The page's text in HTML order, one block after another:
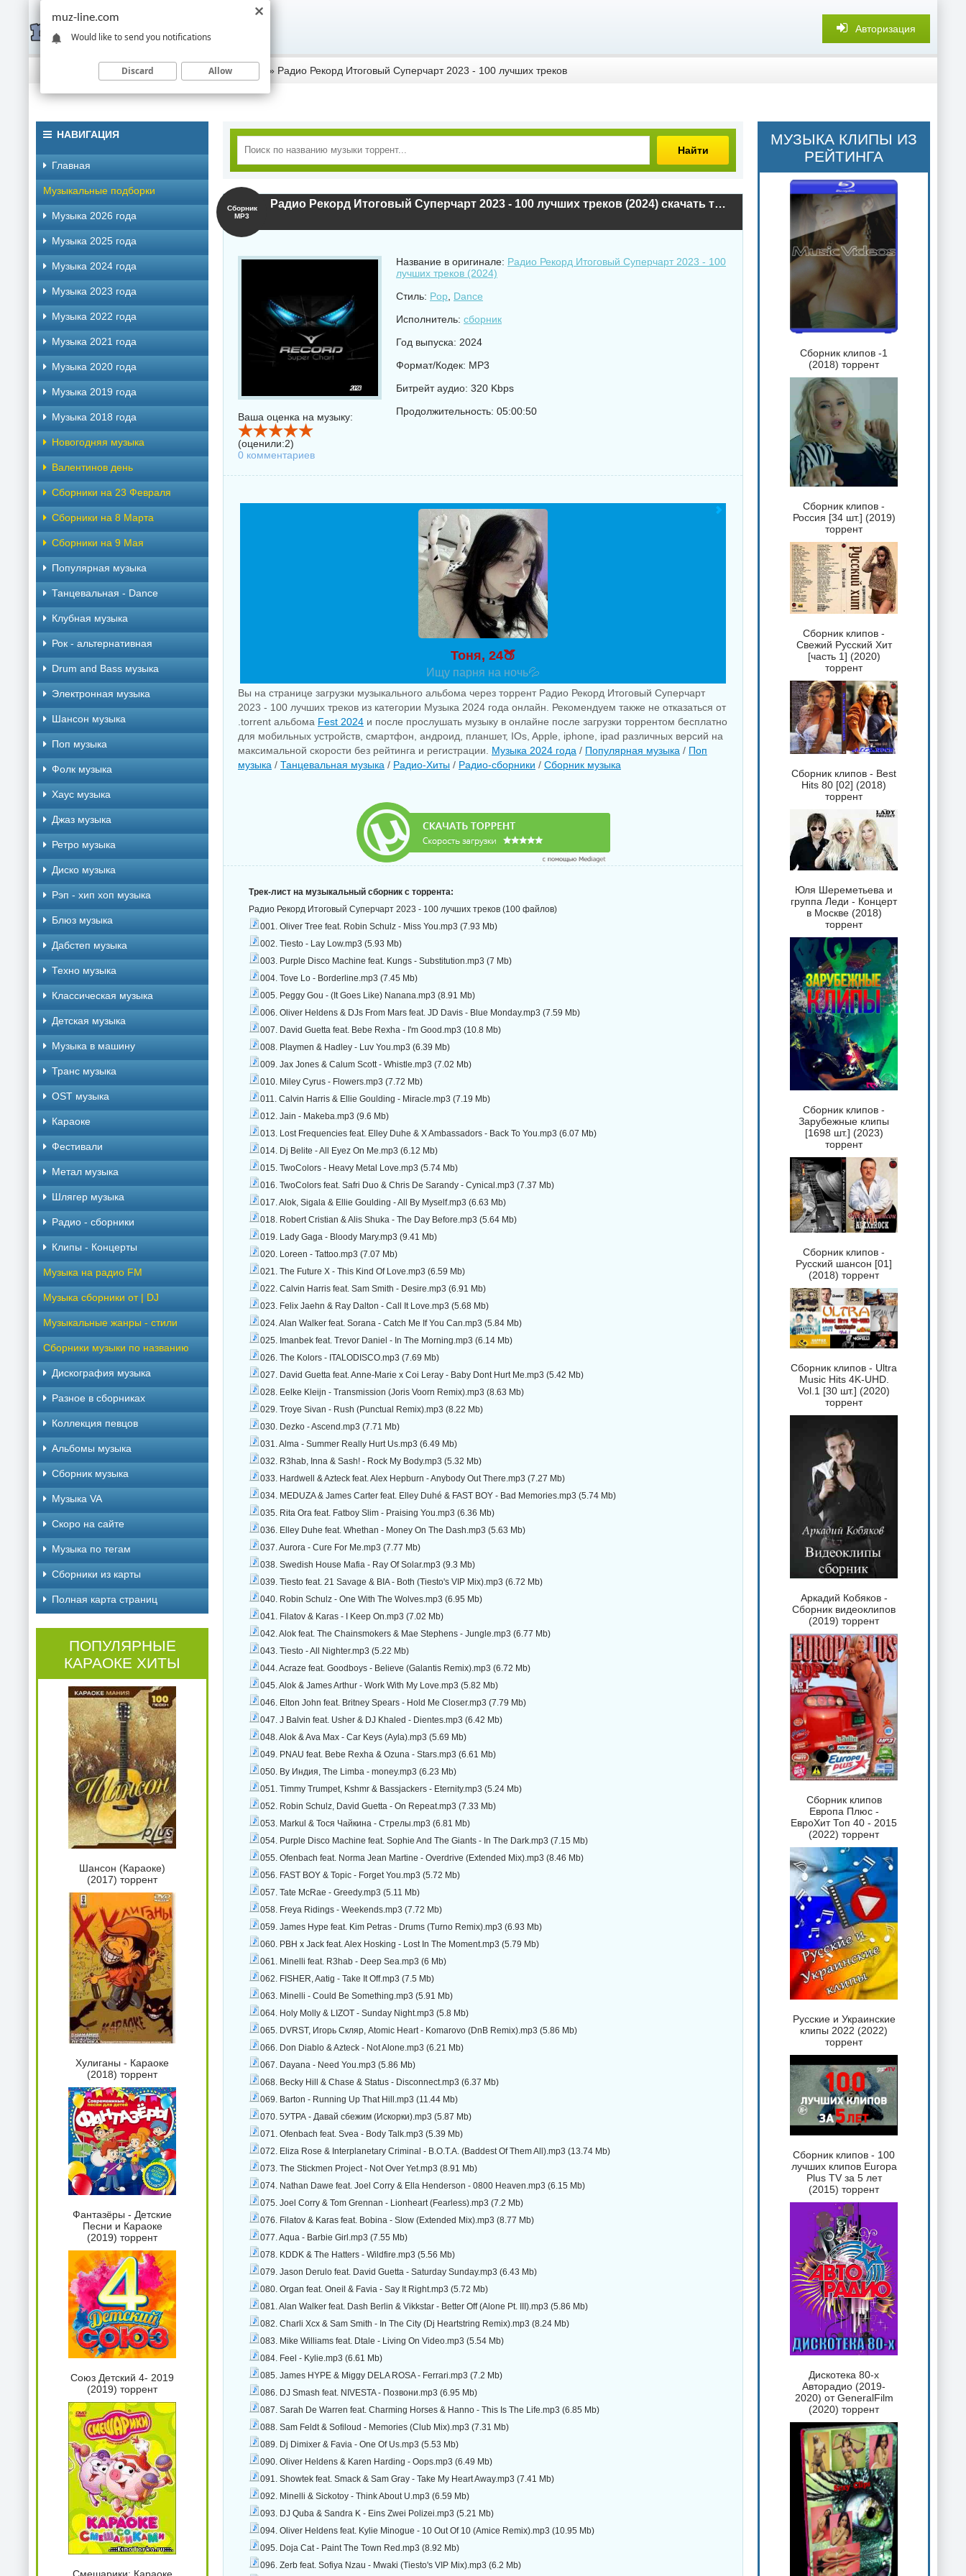
Авторизация
Скачать музыку торрентом Музыка 2024 года » Радио Рекорд Итоговый Суперчарт 2023 - 100 лучших треков
Найти
Радио Рекорд Итоговый Суперчарт 2023 - 100 лучших треков (2024) скачать торрент
Сборник
MP3
Ваша оценка на музыку:
(оценили:2)
0 комментариев
Название в оригинале: Радио Рекорд Итоговый Суперчарт 2023 - 100
лучших треков (2024)
Стиль: Pop Dance
Исполнитель: сборник
Год выпуска: 2024
Формат/Кодек: MP3
Битрейт аудио: 320 Kbps
Продолжительность: 05:00:50
Тоня, 24🍑
Ищу парня на ночь💦
Вы на странице загрузки музыкального альбома через торрент Радио Рекорд Итоговый Суперчарт
2023 - 100 лучших треков из категории Музыка 2024 года онлайн. Рекомендуем также не отказаться от
.torrent альбома Fest 2024 и после прослушать музыку в онлайне после загрузки торрентом бесплатно
для мобильных устройств, смартфон, андроид, планшет, IOs, Apple, iphone, ipad различных версий на
максимальной скорости без рейтинга и регистрации. Музыка 2024 года / Популярная музыка / Поп
музыка / Танцевальная музыка / Радио-Хиты / Радио-сборники / Сборник музыка
Трек-лист на музыкальный сборник с торрента:
Радио Рекорд Итоговый Суперчарт 2023 - 100 лучших треков (100 файлов)
001. Oliver Tree feat. Robin Schulz - Miss You.mp3 (7.93 Mb)
002. Tiesto - Lay Low.mp3 (5.93 Mb)
003. Purple Disco Machine feat. Kungs - Substitution.mp3 (7 Mb)
004. Tove Lo - Borderline.mp3 (7.45 Mb)
005. Peggy Gou - (It Goes Like) Nanana.mp3 (8.91 Mb)
006. Oliver Heldens & DJs From Mars feat. JD Davis - Blue Monday.mp3 (7.59 Mb)
007. David Guetta feat. Bebe Rexha - I'm Good.mp3 (10.8 Mb)
008. Playmen & Hadley - Luv You.mp3 (6.39 Mb)
009. Jax Jones & Calum Scott - Whistle.mp3 (7.02 Mb)
010. Miley Cyrus - Flowers.mp3 (7.72 Mb)
011. Calvin Harris & Ellie Goulding - Miracle.mp3 (7.19 Mb)
012. Jain - Makeba.mp3 (9.6 Mb)
013. Lost Frequencies feat. Elley Duhe & X Ambassadors - Back To You.mp3 (6.07 Mb)
014. Dj Belite - All Eyez On Me.mp3 (6.12 Mb)
015. TwoColors - Heavy Metal Love.mp3 (5.74 Mb)
016. TwoColors feat. Safri Duo & Chris De Sarandy - Cynical.mp3 (7.37 Mb)
017. Alok, Sigala & Ellie Goulding - All By Myself.mp3 (6.63 Mb)
018. Robert Cristian & Alis Shuka - The Day Before.mp3 (5.64 Mb)
019. Lady Gaga - Bloody Mary.mp3 (9.41 Mb)
020. Loreen - Tattoo.mp3 (7.07 Mb)
021. The Future X - This Kind Of Love.mp3 (6.59 Mb)
022. Calvin Harris feat. Sam Smith - Desire.mp3 (6.91 Mb)
023. Felix Jaehn & Ray Dalton - Call It Love.mp3 (5.68 Mb)
024. Alan Walker feat. Sorana - Catch Me If You Can.mp3 (5.84 Mb)
025. Imanbek feat. Trevor Daniel - In The Morning.mp3 (6.14 Mb)
026. The Kolors - ITALODISCO.mp3 (7.69 Mb)
027. David Guetta feat. Anne-Marie x Coi Leray - Baby Dont Hurt Me.mp3 (5.42 Mb)
028. Eelke Kleijn - Transmission (Joris Voorn Remix).mp3 (8.63 Mb)
029. Troye Sivan - Rush (Punctual Remix).mp3 (8.22 Mb)
030. Dezko - Ascend.mp3 (7.71 Mb)
031. Alma - Summer Really Hurt Us.mp3 (6.49 Mb)
032. R3hab, Inna & Sash! - Rock My Body.mp3 (5.32 Mb)
033. Hardwell & Azteck feat. Alex Hepburn - Anybody Out There.mp3 (7.27 Mb)
034. MEDUZA & James Carter feat. Elley Duhé & FAST BOY - Bad Memories.mp3 (5.74 Mb)
035. Rita Ora feat. Fatboy Slim - Praising You.mp3 (6.36 Mb)
036. Elley Duhe feat. Whethan - Money On The Dash.mp3 (5.63 Mb)
037. Aurora - Cure For Me.mp3 (7.77 Mb)
038. Swedish House Mafia - Ray Of Solar.mp3 (9.3 Mb)
039. Tiesto feat. 21 Savage & BIA - Both (Tiesto's VIP Mix).mp3 (6.72 Mb)
040. Robin Schulz - One With The Wolves.mp3 (6.95 Mb)
041. Filatov & Karas - I Keep On.mp3 (7.02 Mb)
042. Alok feat. The Chainsmokers & Mae Stephens - Jungle.mp3 (6.77 Mb)
043. Tiesto - All Nighter.mp3 (5.22 Mb)
044. Acraze feat. Goodboys - Believe (Galantis Remix).mp3 (6.72 Mb)
045. Alok & James Arthur - Work With My Love.mp3 (5.82 Mb)
046. Elton John feat. Britney Spears - Hold Me Closer.mp3 (7.79 Mb)
047. J Balvin feat. Usher & DJ Khaled - Dientes.mp3 (6.42 Mb)
048. Alok & Ava Max - Car Keys (Ayla).mp3 (5.69 Mb)
049. PNAU feat. Bebe Rexha & Ozuna - Stars.mp3 (6.61 Mb)
050. By Индия, The Limba - money.mp3 (6.23 Mb)
051. Timmy Trumpet, Kshmr & Bassjackers - Eternity.mp3 (5.24 Mb)
052. Robin Schulz, David Guetta - On Repeat.mp3 (7.33 Mb)
053. Markul & Тося Чайкина - Стрелы.mp3 (6.81 Mb)
054. Purple Disco Machine feat. Sophie And The Giants - In The Dark.mp3 (7.15 Mb)
055. Ofenbach feat. Norma Jean Martine - Overdrive (Extended Mix).mp3 (8.46 Mb)
056. FAST BOY & Topic - Forget You.mp3 (5.72 Mb)
057. Tate McRae - Greedy.mp3 (5.11 Mb)
058. Freya Ridings - Weekends.mp3 (7.72 Mb)
059. James Hype feat. Kim Petras - Drums (Turno Remix).mp3 (6.93 Mb)
060. PBH x Jack feat. Alex Hosking - Lost In The Moment.mp3 (5.79 Mb)
061. Minelli feat. R3hab - Deep Sea.mp3 (6 Mb)
062. FISHER, Aatig - Take It Off.mp3 (7.5 Mb)
063. Minelli - Could Be Something.mp3 (5.91 Mb)
064. Holy Molly & LIZOT - Sunday Night.mp3 (5.8 Mb)
065. DVRST, Игорь Скляр, Atomic Heart - Komarovo (DnB Remix).mp3 (5.86 Mb)
066. Don Diablo & Azteck - Not Alone.mp3 (6.21 Mb)
067. Dayana - Need You.mp3 (5.86 Mb)
068. Becky Hill & Chase & Status - Disconnect.mp3 (6.37 Mb)
069. Barton - Running Up That Hill.mp3 (11.44 Mb)
070. 5УТРА - Давай сбежим (Искорки).mp3 (5.87 Mb)
071. Ofenbach feat. Svea - Body Talk.mp3 (5.39 Mb)
072. Eliza Rose & Interplanetary Criminal - B.O.T.A. (Baddest Of Them All).mp3 (13.74 Mb)
073. The Stickmen Project - Not Over Yet.mp3 (8.91 Mb)
074. Nathan Dawe feat. Joel Corry & Ella Henderson - 0800 Heaven.mp3 (6.15 Mb)
075. Joel Corry & Tom Grennan - Lionheart (Fearless).mp3 (7.2 Mb)
076. Filatov & Karas feat. Bobina - Slow (Extended Mix).mp3 (8.77 Mb)
077. Aqua - Barbie Girl.mp3 (7.55 Mb)
078. KDDK & The Hatters - Wildfire.mp3 (5.56 Mb)
079. Jason Derulo feat. David Guetta - Saturday Sunday.mp3 (6.43 Mb)
080. Organ feat. Oneil & Favia - Say It Right.mp3 (5.72 Mb)
081. Alan Walker feat. Dash Berlin & Vikkstar - Better Off (Alone Pt. III).mp3 (5.86 Mb)
082. Charli Xcx & Sam Smith - In The City (Dj Heartstring Remix).mp3 (8.24 Mb)
083. Mike Williams feat. Dtale - Living On Video.mp3 (5.54 Mb)
084. Feel - Kylie.mp3 (6.61 Mb)
085. James HYPE & Miggy DELA ROSA - Ferrari.mp3 (7.2 Mb)
086. DJ Smash feat. NIVESTA - Позвони.mp3 (6.95 Mb)
087. Sarah De Warren feat. Charming Horses & Hanno - This Is The Life.mp3 (6.85 Mb)
088. Sam Feldt & Sofiloud - Memories (Club Mix).mp3 (7.31 Mb)
089. Dj Dimixer & Favia - One Of Us.mp3 (5.53 Mb)
090. Oliver Heldens & Karen Harding - Oops.mp3 (6.49 Mb)
091. Showtek feat. Smack & Sam Gray - Take My Heart Away.mp3 (7.41 Mb)
092. Minelli & Sickotoy - Think About U.mp3 (6.59 Mb)
093. DJ Quba & Sandra K - Eins Zwei Polizei.mp3 (5.21 Mb)
094. Oliver Heldens feat. Kylie Minogue - 10 Out Of 10 (Amice Remix).mp3 (10.95 Mb)
095. Doja Cat - Paint The Town Red.mp3 (8.92 Mb)
096. Zerb feat. Sofiya Nzau - Mwaki (Tiesto's VIP Mix).mp3 (6.2 Mb)
НАВИГАЦИЯ
Главная
Музыкальные подборки
Музыка 2026 года
Музыка 2025 года
Музыка 2024 года
Музыка 2023 года
Музыка 2022 года
Музыка 2021 года
Музыка 2020 года
Музыка 2019 года
Музыка 2018 года
Новогодняя музыка
Валентинов день
Сборники на 23 Февраля
Сборники на 8 Марта
Сборники на 9 Мая
Популярная музыка
Танцевальная - Dance
Клубная музыка
Рок - альтернативная
Drum and Bass музыка
Электронная музыка
Шансон музыка
Поп музыка
Фолк музыка
Хаус музыка
Джаз музыка
Ретро музыка
Диско музыка
Рэп - хип хоп музыка
Блюз музыка
Дабстеп музыка
Техно музыка
Классическая музыка
Детская музыка
Музыка в машину
Транс музыка
OST музыка
Караоке
Фестивали
Метал музыка
Шлягер музыка
Радио - сборники
Клипы - Концерты
Музыка на радио FM
Музыка сборники от | DJ
Музыкальные жанры - стили
Сборники музыки по названию
Дискография музыка
Разное в сборниках
Коллекция певцов
Альбомы музыка
Сборник музыка
Музыка VA
Скоро на сайте
Музыка по тегам
Cборники из карты
Полная карта страниц
ПОПУЛЯРНЫЕ
КАРАОКЕ ХИТЫ
Шансон (Караоке)
(2017) торрент
Хулиганы - Караоке
(2018) торрент
Фантазёры - Детские
Песни и Караоке
(2019) торрент
Союз Детский 4- 2019
(2019) торрент
МУЗЫКА КЛИПЫ ИЗ
РЕЙТИНГА
Сборник клипов -1
(2018) торрент
Сборник клипов -
Россия [34 шт.] (2019)
торрент
Сборник клипов -
Свежий Русский Хит
[часть 1] (2020)
торрент
Сборник клипов - Best
Hits 80 [02] (2018)
торрент
Юля Шереметьева и
группа Леди - Концерт
в Москве (2018)
торрент
Сборник клипов -
Зарубежные клипы
[1698 шт.] (2023)
торрент
Сборник клипов -
Русский шансон [01]
(2018) торрент
Сборник клипов - Ultra
Music Hits 4K-UHD.
Vol.1 [30 шт.] (2020)
торрент
Аркадий Кобяков -
Сборник видеоклипов
(2019) торрент
Сборник клипов
Европа Плюс -
ЕвроХит Топ 40 - 2015
(2022) торрент
Русские и Украинские
клипы 2022 (2022)
торрент
Сборник клипов - 100
лучших клипов Europa
Plus TV за 5 лет
(2015) торрент
Дискотека 80-х
Авторадио (2019-
2020) от GeneralFilm
(2020) торрент
muz-line.com
Would like to send you notifications
Discard Allow